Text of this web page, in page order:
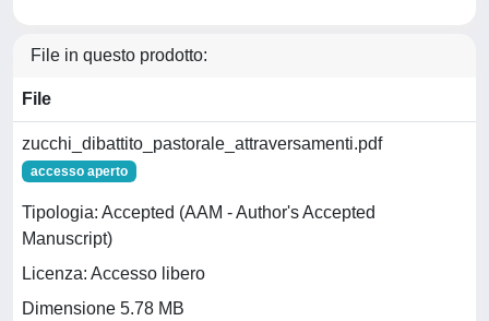
File in questo prodotto:
File
zucchi_dibattito_pastorale_attraversamenti.pdf
accesso aperto
Tipologia: Accepted (AAM - Author's Accepted
Manuscript)
Licenza: Accesso libero
Dimensione 5.78 MB